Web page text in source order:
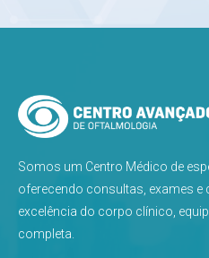
Somos um Centro Médico de
oferecendo consultas, exames e
excelência do corpo clínico,
completa.